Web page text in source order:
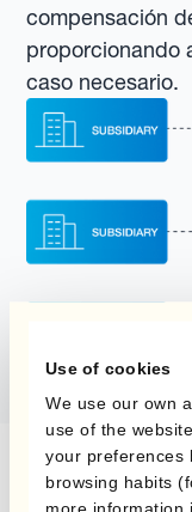
Use of cookies
We use our own
use of the
your preferences
browsing habits
more information
compensación
proporcionando
caso necesario.